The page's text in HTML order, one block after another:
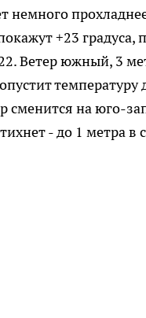
немного
+23 градуса,
Ветер южный, 3
температуру
сменится на юго-
- до 1 метра в